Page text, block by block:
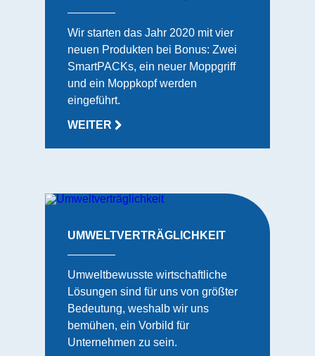
Wir starten das Jahr 2020 mit vier
neuen Produkten bei Bonus: Zwei
SmartPACKs, ein neuer Moppgriff
und ein Moppkopf werden
eingeführt.
WEITER
UMWELTVERTRÄGLICHKEIT
Umweltbewusste wirtschaftliche
Lösungen sind für uns von größter
Bedeutung, weshalb wir uns
bemühen, ein Vorbild für
Unternehmen zu sein.